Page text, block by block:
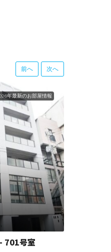
前へ 次へ
年最新のお部屋情報
701号室